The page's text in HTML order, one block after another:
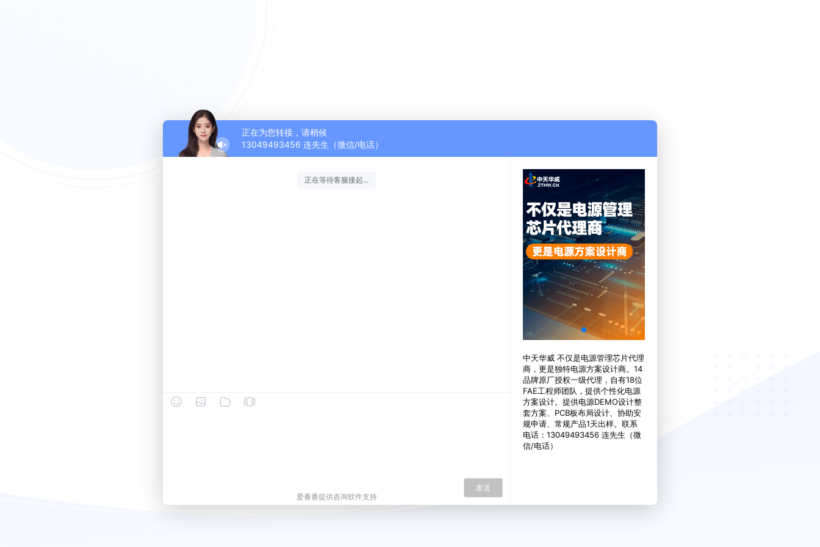
正在为您转接，请稍候
13049493456 连先生（微信/电话）
正在等待客服接起...
发送
中天华威 不仅是电源管理芯片代理
商，更是独特电源方案设计商。14
品牌原厂授权一级代理，自有18位
FAE工程师团队，提供个性化电源
方案设计。提供电源DEMO设计整
套方案、PCB板布局设计、协助安
规申请、常规产品1天出样。联系
电话：13049493456 连先生（微
信/电话）